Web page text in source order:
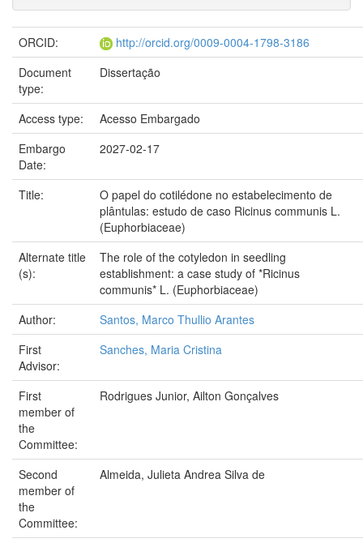
ORCID:
http://orcid.org/0009-0004-1798-3186
Document
type:
Dissertação
Access type:
Acesso Embargado
Embargo
Date:
2027-02-17
Title:
O papel do cotilédone no estabelecimento de
plântulas: estudo de caso Ricinus communis L.
(Euphorbiaceae)
Alternate title
(s):
The role of the cotyledon in seedling
establishment: a case study of *Ricinus
communis* L. (Euphorbiaceae)
Author:
Santos, Marco Thullio Arantes
First
Advisor:
Sanches, Maria Cristina
First
member of
the
Committee:
Rodrigues Junior, Ailton Gonçalves
Second
member of
the
Committee:
Almeida, Julieta Andrea Silva de